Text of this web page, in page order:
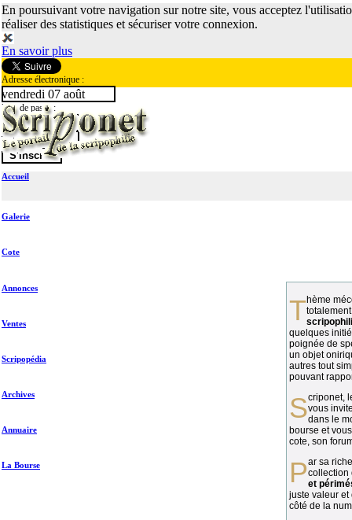
En poursuivant votre navigation sur notre site, vous acceptez
réaliser des statistiques et sécuriser votre connexion.
En savoir plus
Adresse électronique :
Mot de passe :
vendredi 07 août
Accueil
Galerie
Cote
Annonces
Ventes
Scripopédia
Archives
Annuaire
La Bourse
Thème méconnu des collectionneurs et
quelques
poignée de
un objet
autres tout
pouvant
vous
dans le
bourse et
cote, son
Par sa richesse et sa diversité, lacollection
et
juste valeur et
côté de la